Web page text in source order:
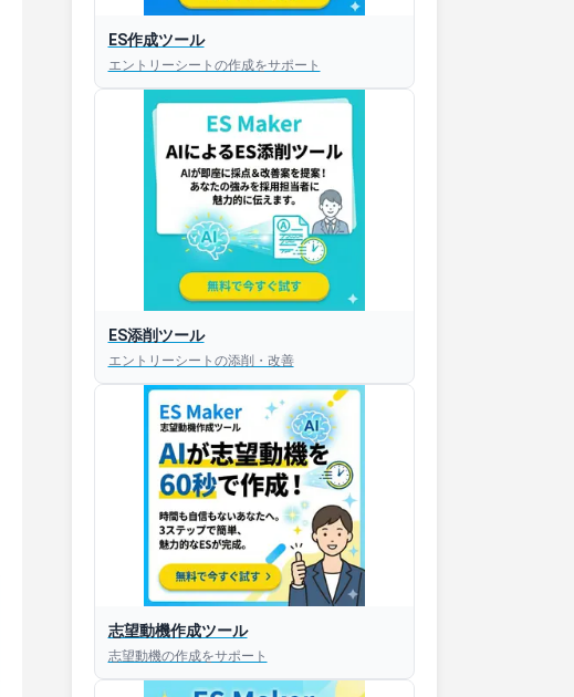
添削してほしい！
ES作成ツール
エントリーシートの作成をサポート
ES添削ツール
エントリーシートの添削・改善
志望動機作成ツール
志望動機の作成をサポート